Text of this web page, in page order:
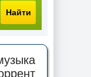
Найти